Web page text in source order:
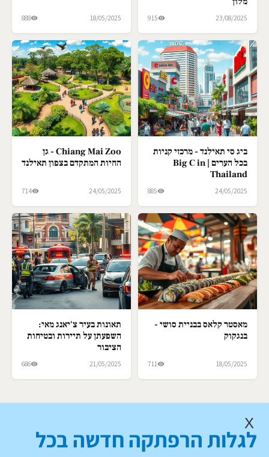
23/08/2025
915
18/05/2025
888
ביג סי תאילנד - מרכזי קניות
בכל הערים | Big C in
Thailand
24/05/2025
885
Chiang Mai Zoo - גן
החיות המתקדם בצפון תאילנד
24/05/2025
714
מאסטר קלאס בבניית סושי -
בנגקוק
18/05/2025
711
תאונות בעיר צ'יאנג מאי:
השפעתן על תיירות ובטיחות
הציבור
21/05/2025
686
X
לגלות הרפתקה חדשה בכל